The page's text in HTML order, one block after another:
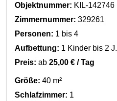
Objektnummer: KIL-142746
Zimmernummer: 329261
Personen: 1 bis 4
Aufbettung: 1 Kinder bis 2 J.
Preis: ab25,00 € / Tag
Größe: 40 m²
Schlafzimmer: 1